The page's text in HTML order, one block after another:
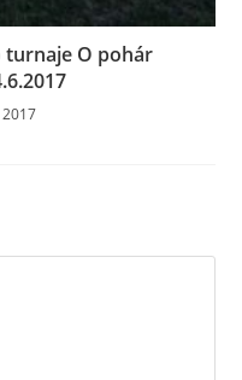
turnaje O pohár